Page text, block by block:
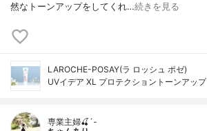
然なトーンアップをしてくれ…続きを見る
LAROCHE-POSAY(ラ ロッシュ ポゼ)
UVイデア XL プロテクショントーンアップ
専業主婦🍒´-